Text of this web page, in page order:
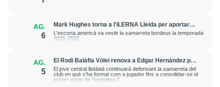
AG.
6
Mark Hughes torna a l'iLERNA Lleida per aportar
amenaça exterior
L'escorta americà va vestir la samarreta bordeus la temporada
2021-2022
AG.
5
El Rodi Balàfia Vòlei renova a Edgar Hernández per
a la temporada 2026-2027
El jove central lleidatà continuarà defensant la samarreta del
club en què s’ha format com a jugador fins a consolidar-se al
primer equip de Superlliga 2